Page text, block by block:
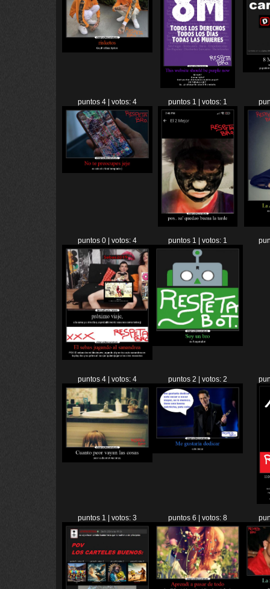
puntos 4 | votos: 4 puntos 1 | votos: 1
puntos 0 | votos: 4 puntos 1 | votos: 1
puntos 4 | votos: 4 puntos 2 | votos: 2
puntos 1 | votos: 3 puntos 6 | votos: 8